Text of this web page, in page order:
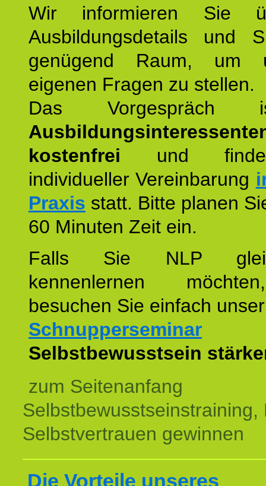
Wir informieren Sie
Ausbildungsdetails und
genügend Raum, um
eigenen Fragen zu stellen.
Das
kostenfrei und
individueller Vereinbarung
Praxis statt. Bitte planen
60 Minuten Zeit ein.
Falls Sie NLP
kennenlernen
besuchen Sie einfach unser
Schnupperseminar
Selbstbewusstsein
zum Seitenanfang
Selbstbewusstseinstraining,
Selbstvertrauen gewinnen
Die Vorteile unseres